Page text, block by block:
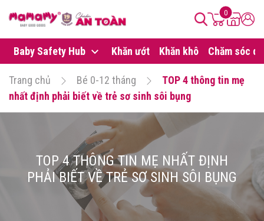
0
Baby Safety Hub Khăn ướt Khăn khô Chăm sóc da
Trang chủ Bé 0-12 tháng
TOP 4 thông tin mẹ
nhất định phải biết về trẻ sơ sinh sôi bụng
TOP 4 THÔNG TIN MẸ NHẤT ĐỊNH
PHẢI BIẾT VỀ TRẺ SƠ SINH SÔI BỤNG